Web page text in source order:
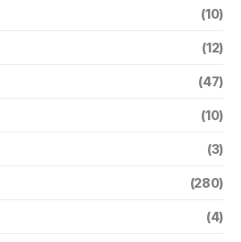
(10)
(12)
(47)
(10)
(3)
(280)
(4)